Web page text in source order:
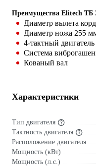
Преимущества Elitech ТБ
Диаметр вылета
Диаметр ножа 255
4-тактный двигатель
Система
Кованый вал
Характеристики
Тип двигателя
Тактность двигателя
Расположение двигателя
Мощность (кВт)
Мощность (л.с.)